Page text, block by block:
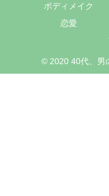
ボディメイク
恋愛
© 2020 40代、男